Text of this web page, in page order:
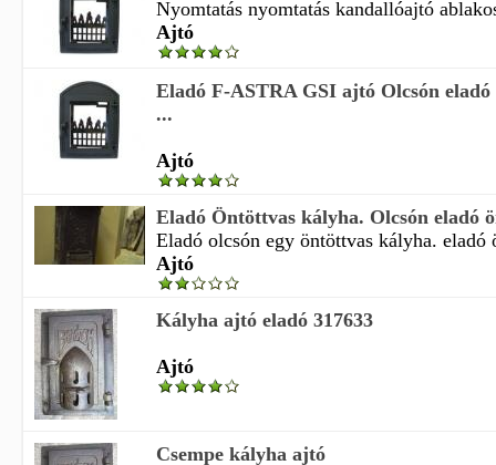
Nyomtatás nyomtatás kandallóajtó
Ajtó
Eladó F-ASTRA GSI ajtó Olcsón
...
Ajtó
Eladó Öntöttvas kályha. Olcsón eladó
Eladó olcsón egy öntöttvas kályha. eladó
Ajtó
Kályha ajtó eladó 317633
Ajtó
Csempe kályha ajtó